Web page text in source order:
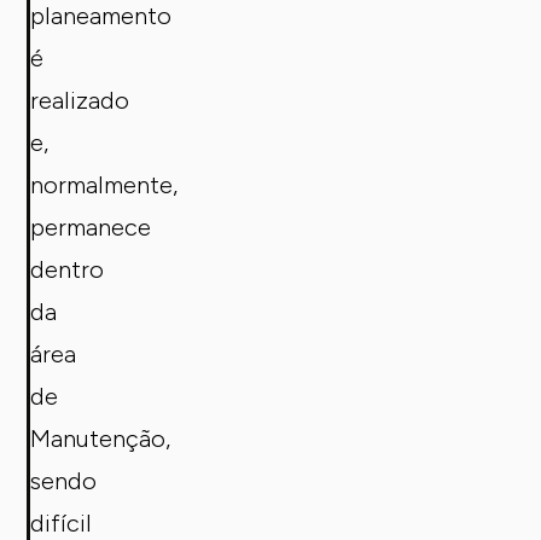
planeamento
é
realizado
e,
normalmente,
permanece
dentro
da
área
de
Manutenção,
sendo
difícil